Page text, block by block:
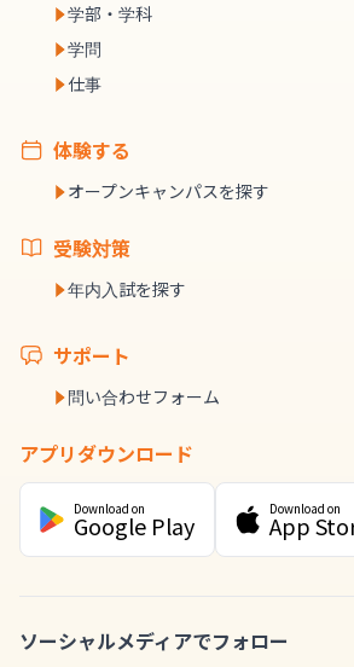
学部・学科
学問
仕事
体験する
オープンキャンパスを探す
受験対策
年内入試を探す
サポート
問い合わせフォーム
アプリダウンロード
Download on
Google Play
Download on
App
ソーシャルメディアでフォロー